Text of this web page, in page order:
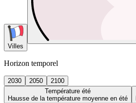
Villes
Horizon temporel
2030 2050
2100
Température été
Hausse de la température moyenne en été